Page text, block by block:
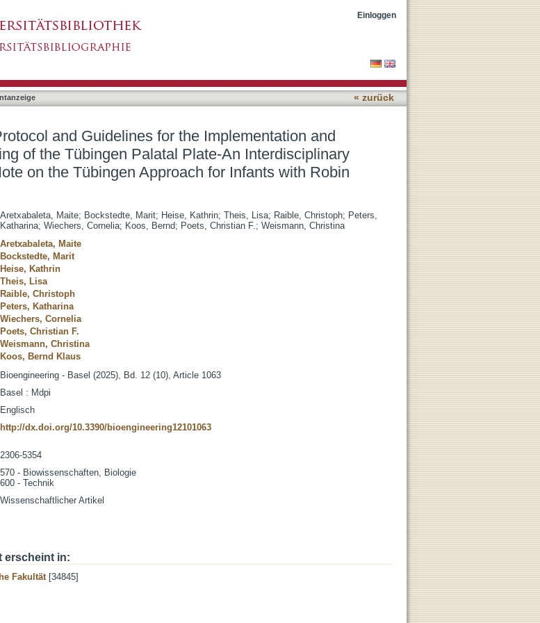
Implementation and Manufacturing of the Tübingen
Note on the Tübingen Approach for Infants with Robin
Einloggen
« zurück
and Guidelines for the Implementation and
of the Tübingen Palatal Plate-An Interdisciplinary
on the Tübingen Approach for Infants with Robin
Aretxabaleta, Maite; Bockstedte, Marit; Heise, Kathrin; Theis, Lisa; Raible, Christoph; Peters,
Katharina; Wiechers, Cornelia; Koos, Bernd; Poets, Christian F.; Weismann, Christina
Aretxabaleta, Maite
Bockstedte, Marit
Heise, Kathrin
Theis, Lisa
Raible, Christoph
Peters, Katharina
Wiechers, Cornelia
Poets, Christian F.
Weismann, Christina
Koos, Bernd Klaus
Bioengineering - Basel (2025), Bd. 12 (10), Article 1063
Basel : Mdpi
Englisch
http://dx.doi.org/10.3390/bioengineering12101063
2306-5354
570 - Biowissenschaften, Biologie
600 - Technik
Wissenschaftlicher Artikel
erscheint in:
Fakultät[34845]